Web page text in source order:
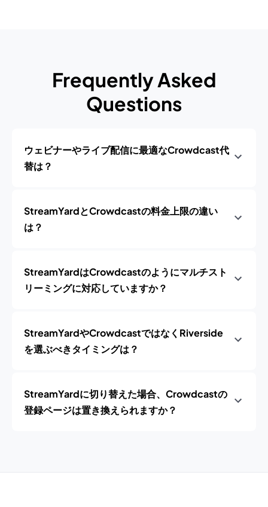
Frequently Asked
Questions
ウェビナーやライブ配信に最適なCrowdcast代
替は？
StreamYardとCrowdcastの料金上限の違い
は？
StreamYardはCrowdcastのようにマルチスト
リーミングに対応していますか？
StreamYardやCrowdcastではなくRiverside
を選ぶべきタイミングは？
StreamYardに切り替えた場合、Crowdcastの
登録ページは置き換えられますか？